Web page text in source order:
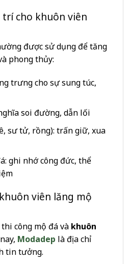
cho khuôn viên
được sử dụng để tăng
phong thủy:
trưng cho sự sung túc,
soi đường, dẫn lối
sư tử, rồng): trấn giữ, xua
ghi nhớ công đức, thể
viên lăng mộ
công mộ đá và khuôn
Modadep là địa chỉ
tin tưởng.